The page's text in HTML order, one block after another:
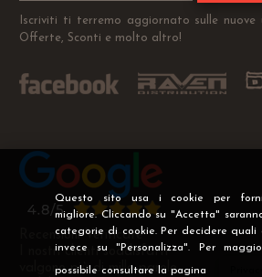
Questo sito usa i cookie per
migliore. Cliccando su "Accetta"
categorie di cookie. Per decidere quali
invece su "Personalizza". Per
possibile consultare la pagina
Iscriviti ti terremo aggiornato sulle nuove
Offerte, Sconti e molto altro!
Recensioni Verificate
I nostri clienti soddisfatti
valgono più di mille parole